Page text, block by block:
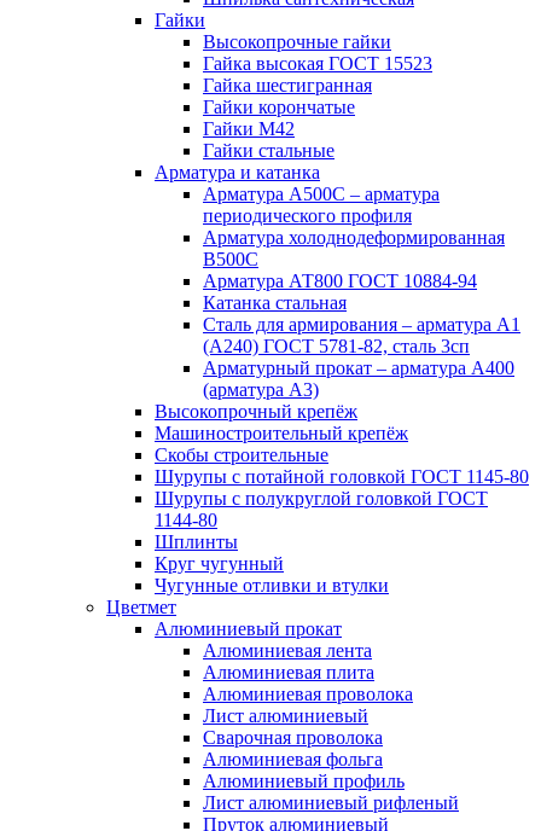
Гайки
Высокопрочные гайки
Гайка высокая ГОСТ 15523
Гайка шестигранная
Гайки корончатые
Гайки М42
Гайки стальные
Арматура и катанка
Арматура А500С – арматура
периодического профиля
Арматура холоднодеформированная
В500С
Арматура АТ800 ГОСТ 10884-94
Катанка стальная
Сталь для армирования – арматура А1
(А240) ГОСТ 5781-82, сталь 3сп
Арматурный прокат – арматура А400
(арматура А3)
Высокопрочный крепёж
Машиностроительный крепёж
Скобы строительные
Шурупы с потайной головкой ГОСТ 1145-80
Шурупы с полукруглой головкой ГОСТ
1144-80
Шплинты
Круг чугунный
Чугунные отливки и втулки
Цветмет
Алюминиевый прокат
Алюминиевая лента
Алюминиевая плита
Алюминиевая проволока
Лист алюминиевый
Сварочная проволока
Алюминиевая фольга
Алюминиевый профиль
Лист алюминиевый рифленый
Пруток алюминиевый